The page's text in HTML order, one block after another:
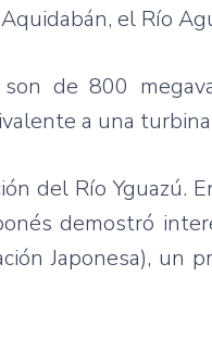
el Río
de 800
a una
del Río Yguazú.
demostró
Japonesa),